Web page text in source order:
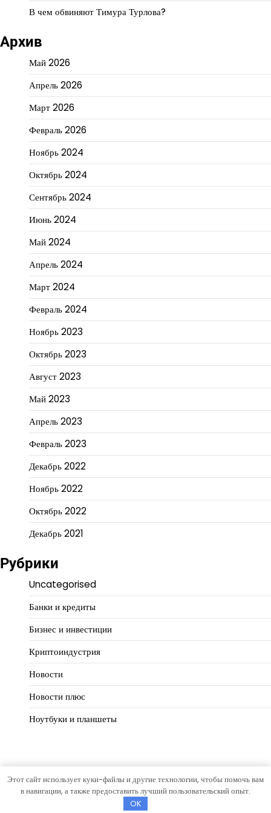
В чем обвиняют Тимура Турлова?
Архив
Май 2026
Апрель 2026
Март 2026
Февраль 2026
Ноябрь 2024
Октябрь 2024
Сентябрь 2024
Июнь 2024
Май 2024
Апрель 2024
Март 2024
Февраль 2024
Ноябрь 2023
Октябрь 2023
Август 2023
Май 2023
Апрель 2023
Февраль 2023
Декабрь 2022
Ноябрь 2022
Октябрь 2022
Декабрь 2021
Рубрики
Uncategorised
Банки и кредиты
Бизнес и инвестиции
Криптоиндустрия
Новости
Новости плюс
Ноутбуки и планшеты
Copyright © 2026Финансовая логикаТема Hourly News от
Этот сайт использует куки-файлы и другие технологии, чтобы помочь вам
в навигации, а также предоставить лучший пользовательский опыт.
OK